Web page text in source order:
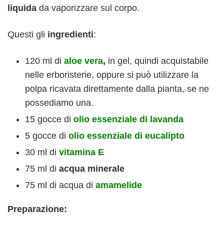
liquida da vaporizzare sul corpo.
Questi gli ingredienti:
120 ml di aloe vera, in gel, quindi acquistabile
nelle erboristerie, oppure si può utilizzare la
polpa ricavata direttamente dalla pianta, se ne
possediamo una.
15 gocce di olio essenziale di lavanda
5 gocce di olio essenziale di eucalipto
30 ml di vitamina E
75 ml di acqua minerale
75 ml di acqua di amamelide
Preparazione: